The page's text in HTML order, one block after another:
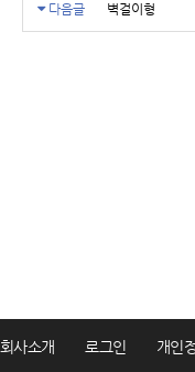
다음글 벽걸이형
회사소개 로그인 개인